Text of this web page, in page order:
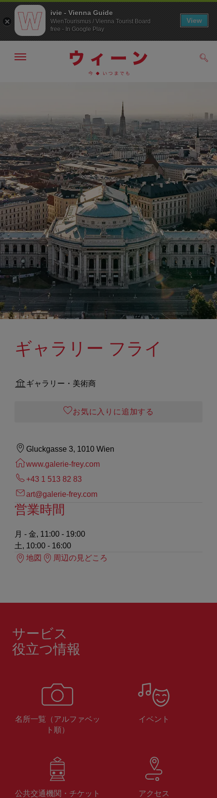
へ
ジ
の
ト
ッ
プ
へ
メ
非
表
示
ギャラリー フライ
ギャラリー・美術商
お気に入りに追加する
Gluckgasse 3, 1010 Wien
www.galerie-frey.com
+43 1 513 82 83
art@galerie-frey.com
営業時間
月 - 金, 11:00 - 19:00
土, 10:00 - 16:00
地図
周辺の見どころ
サービス
役立つ情報
名所一覧（アルファベッ
ト順）
イベント
公共交通機関・チケット アクセス
ivie - Vienna Guide
WienTourismus / Vienna Tourist Board
free - In Google Play
View